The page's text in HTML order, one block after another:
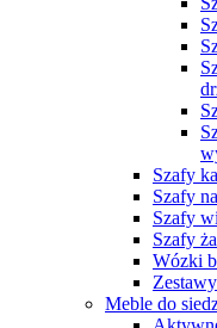
Szafy
Szafy
Szafy
Szafy
Wózki
Meble do